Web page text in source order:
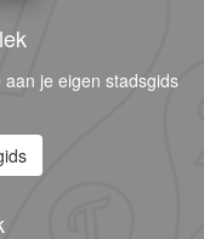
je eigen stadsgids